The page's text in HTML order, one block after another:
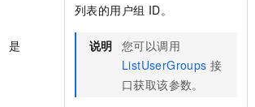
是
列表的用户组 ID。
说明 您可以调用
ListUserGroups 接
口获取该参数。